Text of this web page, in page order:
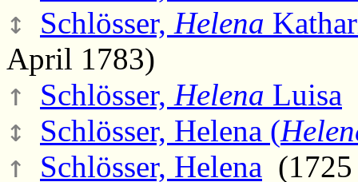
↕ Schlösser, Helena
April 1783)
↑ Schlösser, Helena Luisa
↕ Schlösser, Helena (
↑ Schlösser, Helena